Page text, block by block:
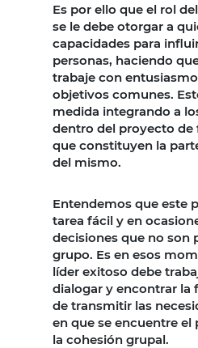
Es por ello que el rol
se le debe otorgar a
capacidades para
personas, haciendo
trabaje con
objetivos comunes.
medida integrando a
dentro del proyecto de
que constituyen la
del mismo.
Entendemos que este
tarea fácil y en
decisiones que no son
grupo. Es en esos
líder exitoso debe
dialogar y encontrar la
de transmitir las
en que se encuentre
la cohesión grupal.